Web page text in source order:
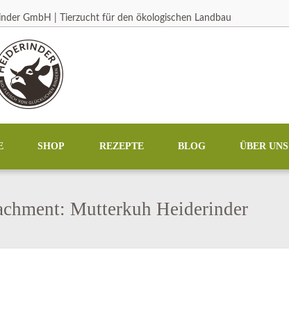
GmbH | Tierzucht für den ökologischen Landbau
SHOP REZEPTE BLOG ÜBER UNS
Mutterkuh Heiderinder